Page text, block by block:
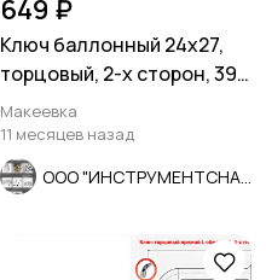
649 ₽
Ключ баллонный 24х27,
торцовый, 2-х сторон, 390
мм, для ГАЗ, КамАЗ.
Макеевка
11 месяцев назад